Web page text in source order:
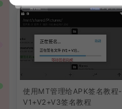
使用MT管理给APK签名教程-
V1+V2+V3签名教程